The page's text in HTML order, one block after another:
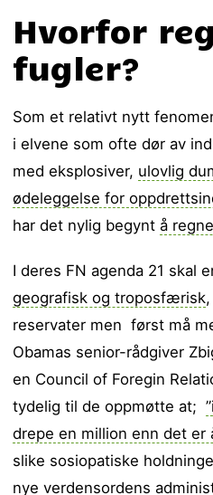
Hvorfor
fugler?
Som et relativt nytt
i elvene som ofte dør av
med eksplosiver, ulovlig
ødeleggelse for
har det nylig begyntå
I deres FN agenda 21 skal
geografisk og troposfærisk
reservater men først må
Obamas senior-rådgiver
en Council of Foregin
tydelig til de oppmøtte at;
drepe en million enn det er
slike sosiopatiske
nye verdensordens